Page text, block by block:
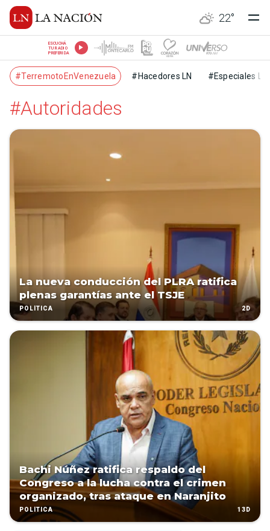
22°
ESCUCHÁ
TU RADIO
PREFERIDA
#TerremotoEnVenezuela #Hacedores LN #Especiales LN
#Autoridades
La nueva conducción del PLRA ratifica
plenas garantías ante el TSJE
POLÍTICA 2D
Bachi Núñez ratifica respaldo del
Congreso a la lucha contra el crimen
organizado, tras ataque en Naranjito
POLÍTICA 13D